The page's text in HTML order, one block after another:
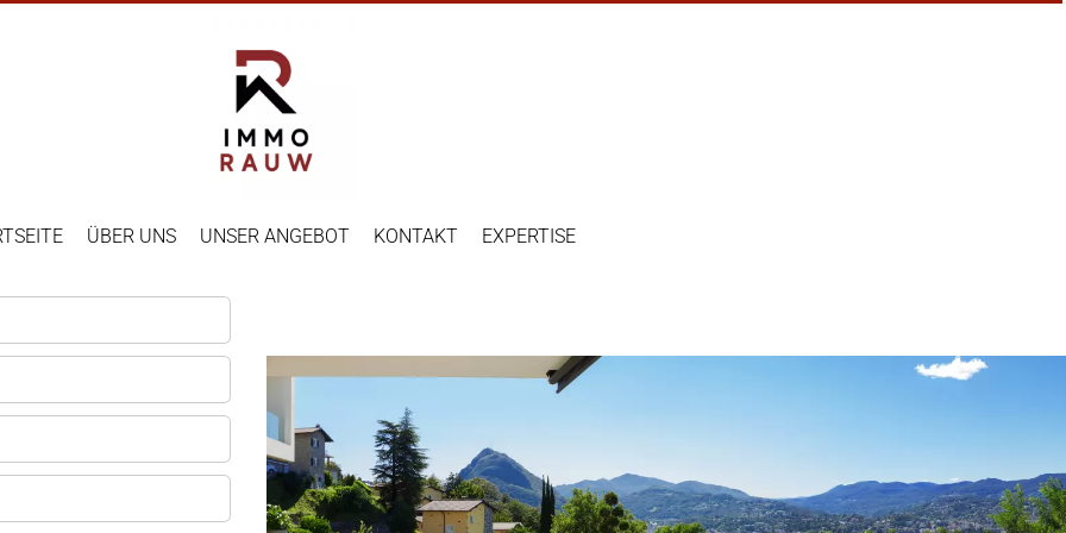
ÜBER UNS UNSER ANGEBOT KONTAKT EXPERTISE